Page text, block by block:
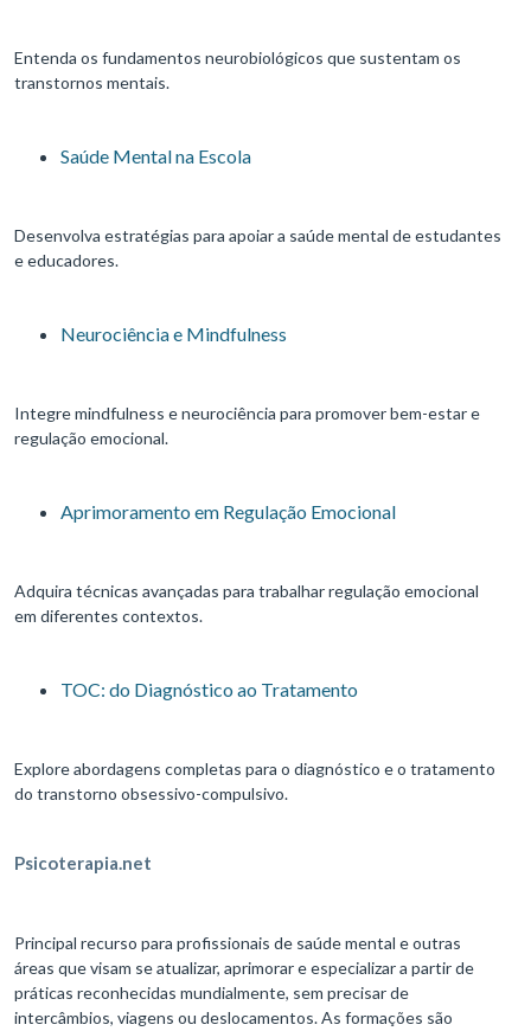
Entenda os fundamentos neurobiológicos que sustentam os
transtornos mentais.
Saúde Mental na Escola
Desenvolva estratégias para apoiar a saúde mental de estudantes
e educadores.
Neurociência e Mindfulness
Integre mindfulness e neurociência para promover bem-estar e
regulação emocional.
Aprimoramento em Regulação Emocional
Adquira técnicas avançadas para trabalhar regulação emocional
em diferentes contextos.
TOC: do Diagnóstico ao Tratamento
Explore abordagens completas para o diagnóstico e o tratamento
do transtorno obsessivo-compulsivo.
Psicoterapia.net
Principal recurso para profissionais de saúde mental e outras
áreas que visam se atualizar, aprimorar e especializar a partir de
práticas reconhecidas mundialmente, sem precisar de
intercâmbios, viagens ou deslocamentos. As formações são